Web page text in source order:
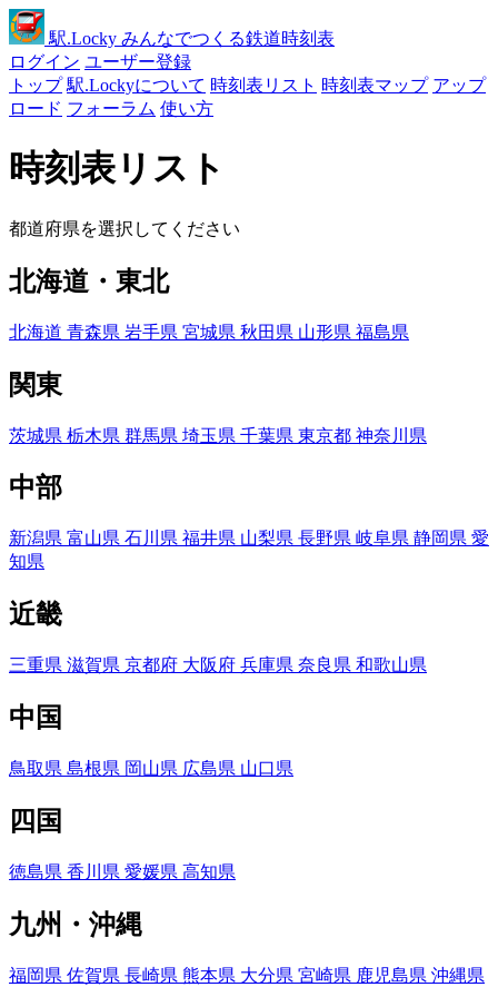
駅.Locky みんなでつくる鉄道時刻表
ログイン ユーザー登録
トップ 駅.Lockyについて 時刻表リスト 時刻表マップ アップ
ロード フォーラム 使い方
時刻表リスト
都道府県を選択してください
北海道・東北
北海道 青森県 岩手県 宮城県 秋田県 山形県 福島県
関東
茨城県 栃木県 群馬県 埼玉県 千葉県 東京都 神奈川県
中部
新潟県 富山県 石川県 福井県 山梨県 長野県 岐阜県 静岡県 愛
知県
近畿
三重県 滋賀県 京都府 大阪府 兵庫県 奈良県 和歌山県
中国
鳥取県 島根県 岡山県 広島県 山口県
四国
徳島県 香川県 愛媛県 高知県
九州・沖縄
福岡県 佐賀県 長崎県 熊本県 大分県 宮崎県 鹿児島県 沖縄県